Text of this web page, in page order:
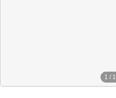
1 /